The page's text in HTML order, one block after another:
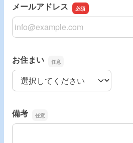
メールアドレス
メールアドレス
お住まい
お住まい
備考
備考